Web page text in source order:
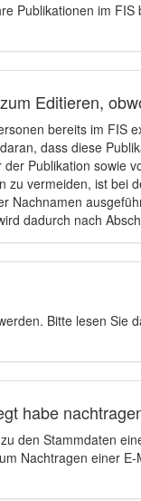
Publikationen im
Editieren,
bereits im FIS
dass diese
Publikation sowie
vermeiden, ist bei
dadurch nach
Bitte lesen Sie
habe
den Stammdaten
Nachtragen einer